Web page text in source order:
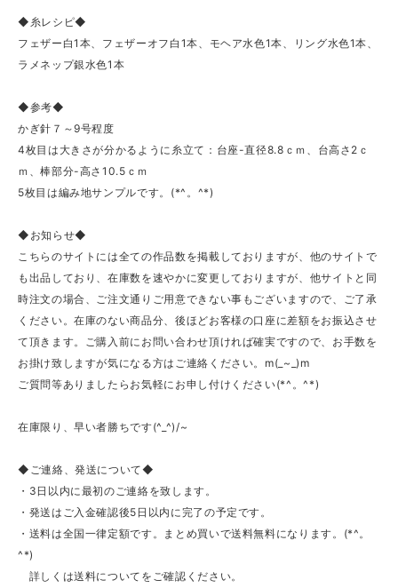
◆糸レシピ◆
フェザー白1本、フェザーオフ白1本、モヘア水色1本、リング水色1本、
ラメネップ銀水色1本
◆参考◆
かぎ針７～9号程度
4枚目は大きさが分かるように糸立て：台座-直径8.8ｃｍ、台高さ2ｃ
ｍ、棒部分-高さ10.5ｃｍ
5枚目は編み地サンプルです。(*^。^*)
◆お知らせ◆
こちらのサイトには全ての作品数を掲載しておりますが、他のサイトで
も出品しており、在庫数を速やかに変更しておりますが、他サイトと同
時注文の場合、ご注文通りご用意できない事もございますので、ご了承
ください。在庫のない商品分、後ほどお客様の口座に差額をお振込させ
て頂きます。ご購入前にお問い合わせ頂ければ確実ですので、お手数を
お掛け致しますが気になる方はご連絡ください。m(_~_)m
ご質問等ありましたらお気軽にお申し付けください(*^。^*)
在庫限り、早い者勝ちです(^_^)/~
◆ご連絡、発送について◆
・3日以内に最初のご連絡を致します。
・発送はご入金確認後5日以内に完了の予定です。
・送料は全国一律定額です。まとめ買いで送料無料になります。(*^。
^*)
詳しくは送料についてをご確認ください。